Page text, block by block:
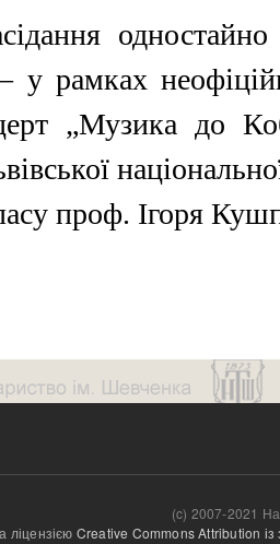
у рамках
„Музика до
проф. Ігоря
(c) 2007-2021
ліцензією Creative Commons Attribution